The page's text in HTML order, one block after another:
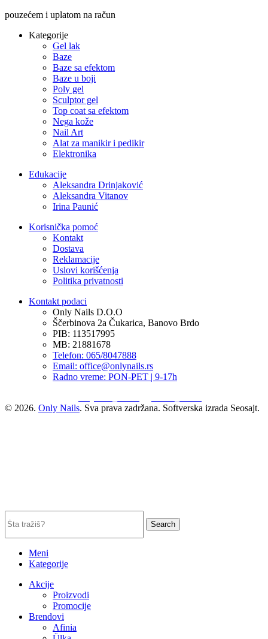
pouzećem i uplatom na račun
Kategorije
Gel lak
Baze
Baze sa efektom
Baze u boji
Poly gel
Sculptor gel
Top coat sa efektom
Nega kože
Nail Art
Alat za manikir i pedikir
Elektronika
Edukacije
Aleksandra Drinjaković
Aleksandra Vitanov
Irina Paunić
Korisnička pomoć
Kontakt
Dostava
Reklamacije
Uslovi korišćenja
Politika privatnosti
Kontakt podaci
Only Nails D.O.O
Ščerbinova 2a Čukarica, Banovo Brdo
PIB: 113517995
MB: 21881678
Telefon: 065/8047888
Email: office@onlynails.rs
Radno vreme: PON-PET | 9-17h
© 2026. Only Nails. Sva prava zadržana. Softverska izrada Seosajt.
Search
Meni
Kategorije
Akcije
Proizvodi
Promocije
Brendovi
Afinia